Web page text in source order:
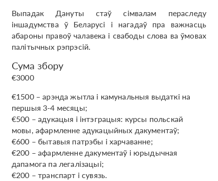
Выпадак Дануты стаў сімвалам пераследу
іншадумства ў Беларусі і нагадаў пра важнасць
абароны правоў чалавека і свабоды слова ва ўмовах
палітычных рэпрэсій.
Сума збору
€3000
€1500 – арэнда жытла і камунальныя выдаткі на
першыя 3-4 месяцы;
€500 – адукацыя і інтэграцыя: курсы польскай
мовы, афармленне адукацыйных дакументаў;
€600 – бытавыя патрэбы і харчаванне;
€200 – афармленне дакументаў і юрыдычная
дапамога па легалізацыі;
€200 – транспарт і сувязь.